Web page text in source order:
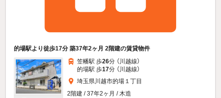
的場駅より徒歩17分 築37年2ヶ月 2階建の賃貸物件
笠幡駅 歩26分 （川越線）
的場駅 歩17分 （川越線）
埼玉県川越市的場１丁目
2階建 / 37年2ヶ月 / 木造